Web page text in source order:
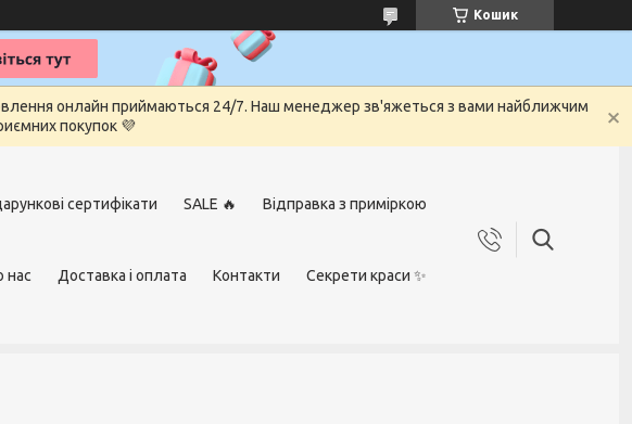
Кошик
онлайн приймаються 24/7. Наш менеджер зв'яжеться з вами найближчим
покупок 💜
сертифікати SALE 🔥 Відправка з приміркою
нас Доставка і оплата Контакти Секрети краси ✨